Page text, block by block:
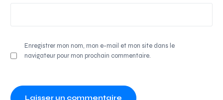
Enregistrer mon nom, mon e-mail et mon site dans le
navigateur pour mon prochain commentaire.